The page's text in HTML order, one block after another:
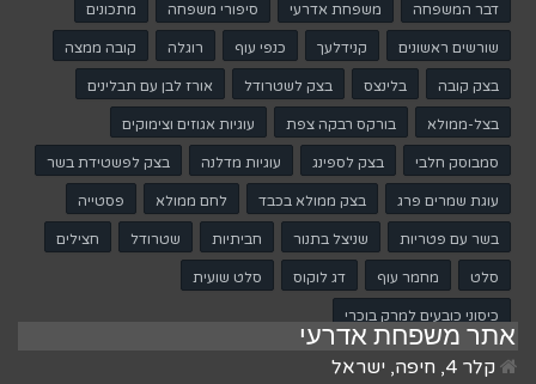
דבר המשפחה משפחת אדרעי סיפורי משפחה מתכונים
שורשים ראשונים קנידלעך כנפי עוף רוגלה קובה ממצה
בצק קובה בלינצס בצק לשטרודל אורז לבן עם תבלינים
בצל-ממולא בורקס רבקה צפת עוגיות אגוזים וצימוקים
סמבוסק חלבי בצק לספינג עוגיות מדלנה בצק לפשטידת בשר
עוגת שמרים פרג בצק ממולא בכבד לחם ממולא פסטייה
בשר עם פטריות שניצל בתנור חביתיות שטרודל חצילים
סלט מחמר עוף דג לוקוס סלט שועית
כיסוני כובעים למרק בוכרי
אתר משפחת אדרעי
קלר 4, חיפה, ישראל